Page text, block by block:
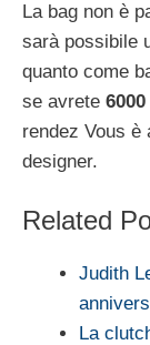
La bag non è
sarà possibile
quanto come
se avrete
rendez Vous è
designer.
Related
Judith
La